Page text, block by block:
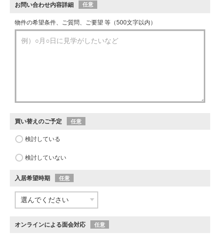
お問い合わせ内容詳細 任意
物件の希望条件、ご質問、ご要望 等（500文字以内）
買い替えのご予定 任意
検討している
検討していない
入居希望時期 任意
オンラインによる面会対応 任意